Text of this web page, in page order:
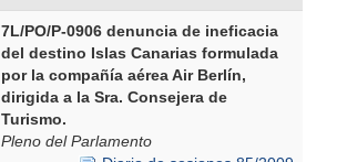
7L/PO/P-0906 denuncia de ineficacia
del destino Islas Canarias formulada
por la compañía aérea Air Berlín,
dirigida a la Sra. Consejera de
Turismo.
Pleno del Parlamento